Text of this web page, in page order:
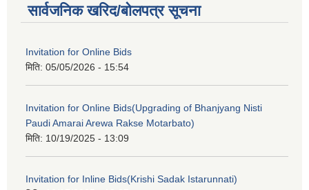
सार्वजनिक खरिद/बोलपत्र सूचना
Invitation for Online Bids
मिति: 05/05/2026 - 15:54
Invitation for Online Bids(Upgrading of Bhanjyang Nisti
Paudi Amarai Arewa Rakse Motarbato)
मिति: 10/19/2025 - 13:09
Invitation for Inline Bids(Krishi Sadak Istarunnati)